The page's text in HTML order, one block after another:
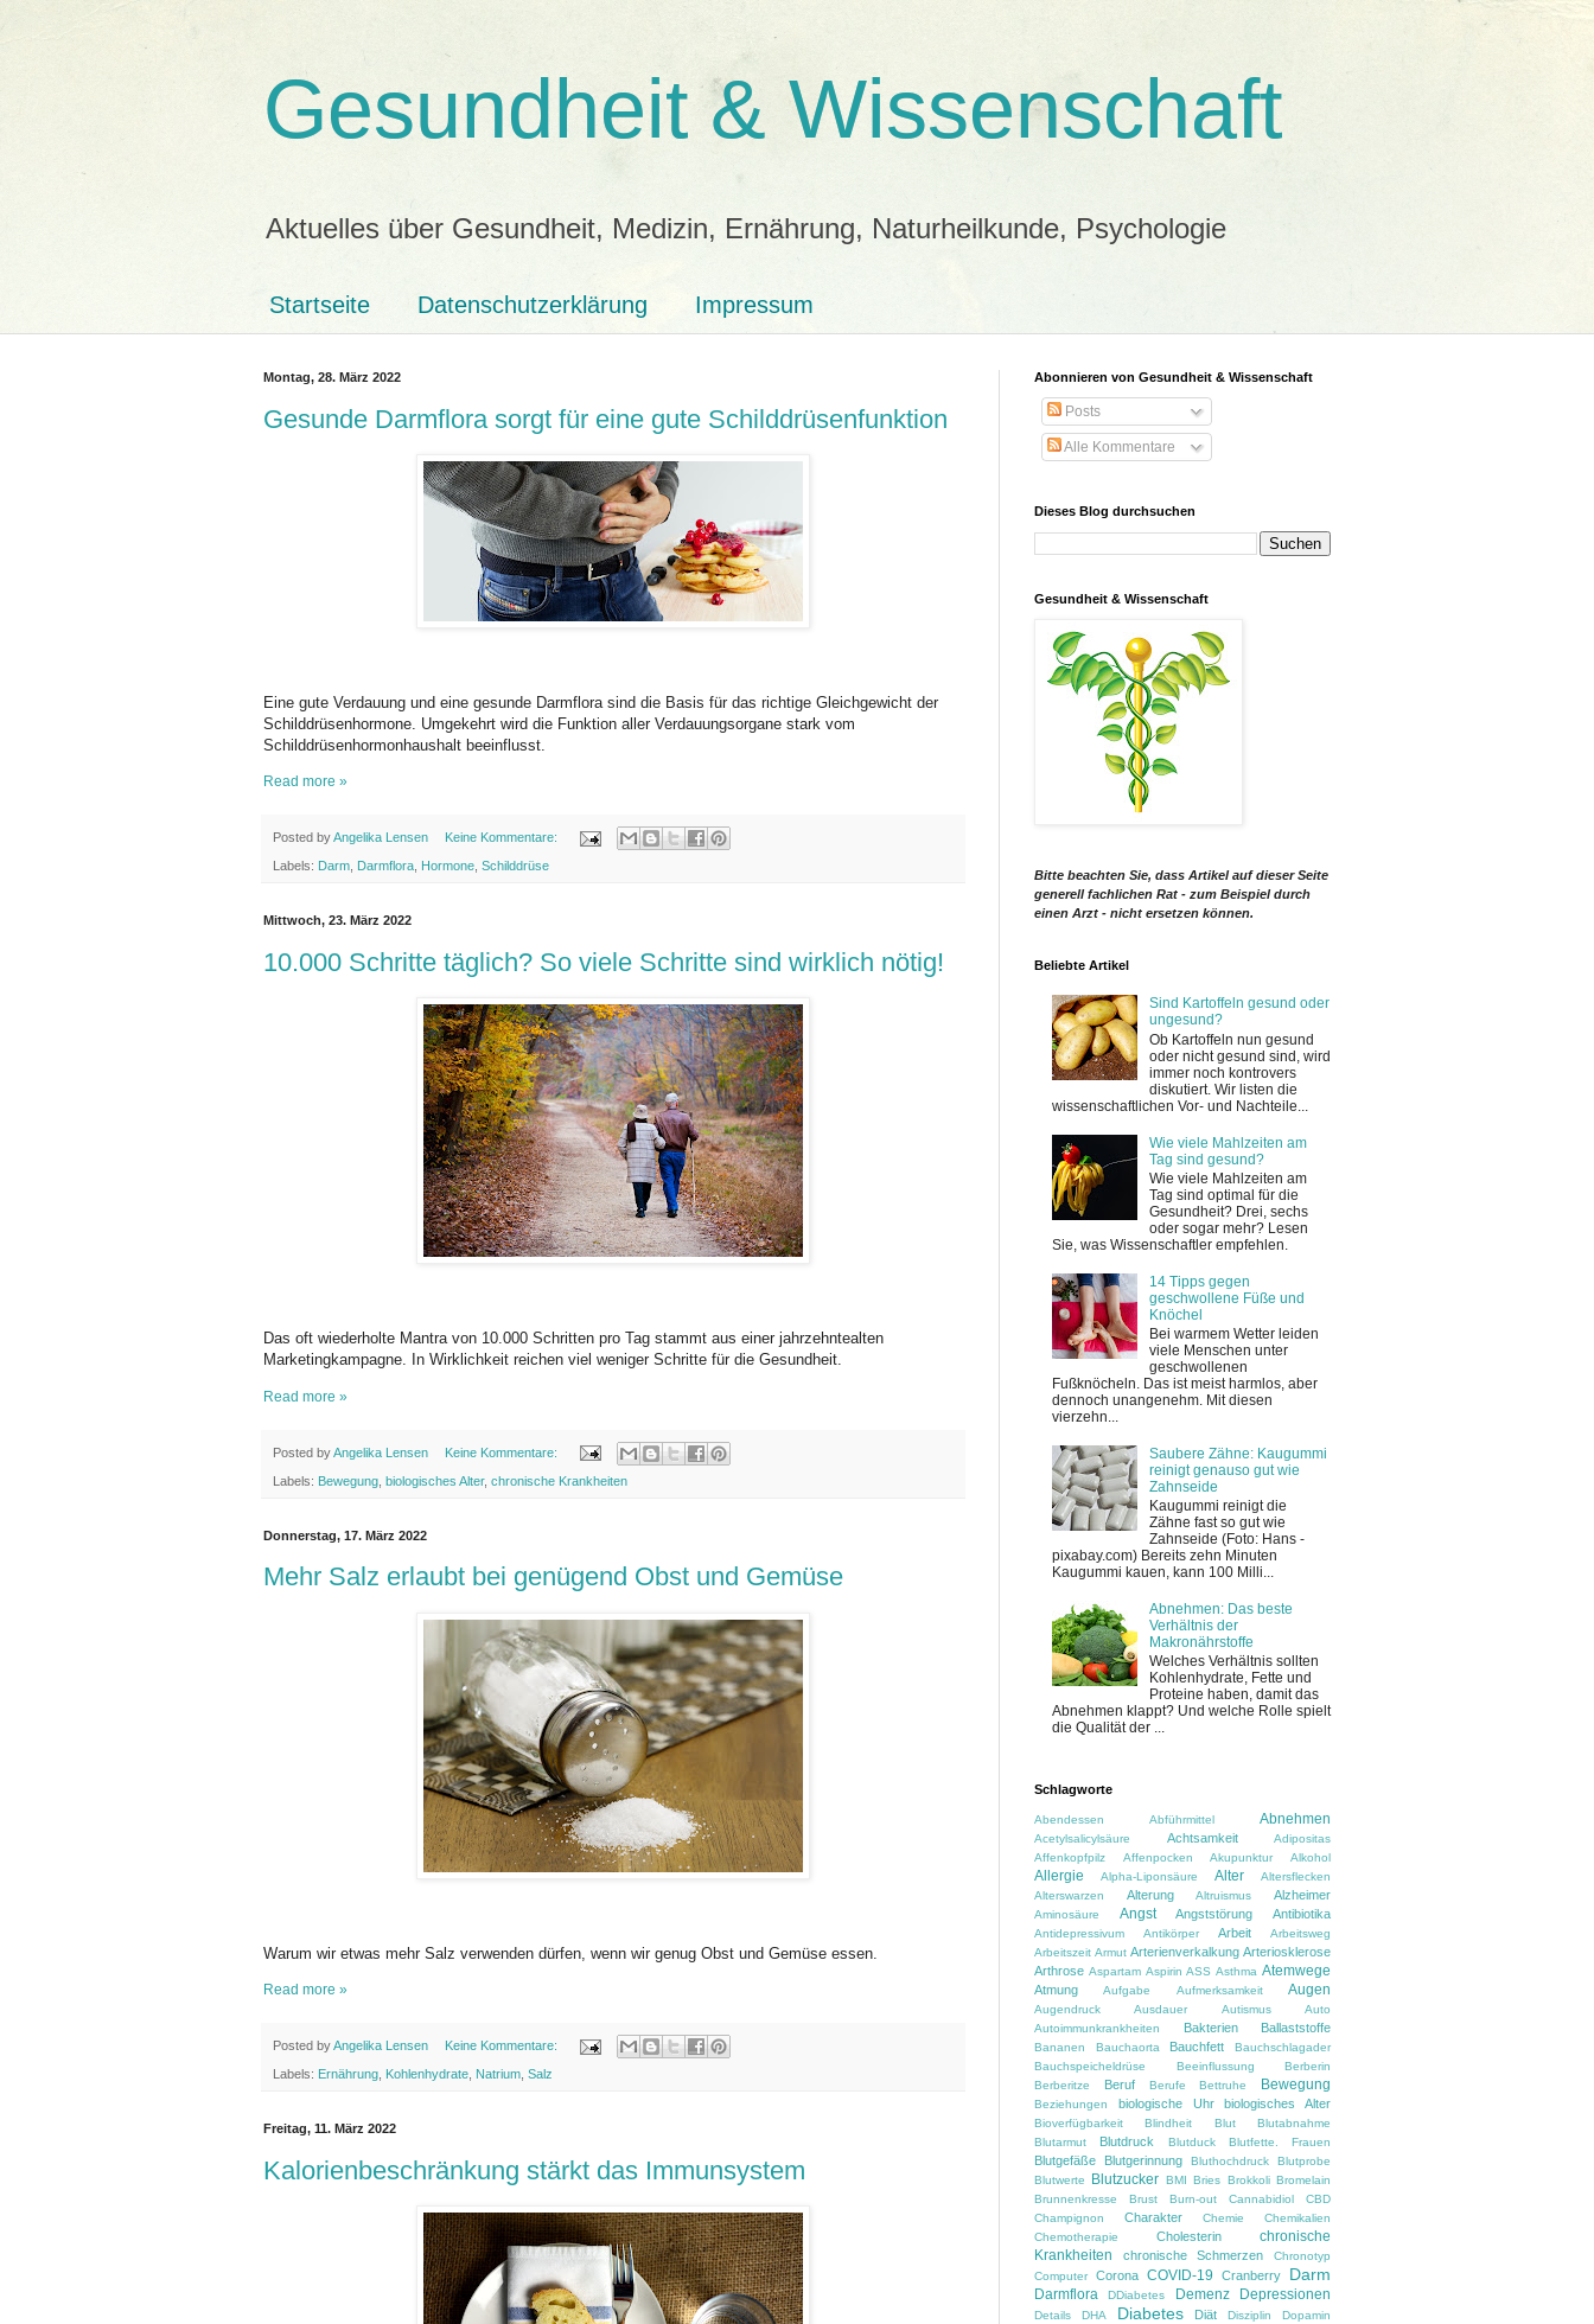
Gesundheit & Wissenschaft
Aktuelles über Gesundheit, Medizin, Ernährung, Naturheilkunde, Psychologie
Startseite Datenschutzerklärung Impressum
Montag, 28. März 2022
Gesunde Darmflora sorgt für eine gute Schilddrüsenfunktion
Eine gute Verdauung und eine gesunde Darmflora sind die Basis für das richtige Gleichgewicht der
Schilddrüsenhormone. Umgekehrt wird die Funktion aller Verdauungsorgane stark vom
Schilddrüsenhormonhaushalt beeinflusst.
Read more »
Posted byAngelika Lensen Keine Kommentare:
Labels: Darm, Darmflora, Hormone, Schilddrüse
Mittwoch, 23. März 2022
10.000 Schritte täglich? So viele Schritte sind wirklich nötig!
Das oft wiederholte Mantra von 10.000 Schritten pro Tag stammt aus einer jahrzehntealten
Marketingkampagne. In Wirklichkeit reichen viel weniger Schritte für die Gesundheit.
Read more »
Posted byAngelika Lensen Keine Kommentare:
Labels: Bewegung biologisches Alter, chronische Krankheiten
Donnerstag, 17. März 2022
Mehr Salz erlaubt bei genügend Obst und Gemüse
Warum wir etwas mehr Salz verwenden dürfen, wenn wir genug Obst und Gemüse essen.
Read more »
Posted byAngelika Lensen Keine Kommentare:
Labels: Ernährung Kohlenhydrate Natrium Salz
Freitag, 11. März 2022
Kalorienbeschränkung stärkt das Immunsystem
Abonnieren von Gesundheit & Wissenschaft
Posts
Alle Kommentare
Dieses Blog durchsuchen
Gesundheit & Wissenschaft
Bitte beachten Sie, dass Artikel auf dieser Seite
generell fachlichen Rat - zum Beispiel durch
einen Arzt - nicht ersetzen können.
Beliebte Artikel
Sind Kartoffeln gesund oder
ungesund?
Ob Kartoffeln nun gesund
oder nicht gesund sind, wird
immer noch kontrovers
diskutiert. Wir listen die
wissenschaftlichen Vor- und Nachteile...
Wie viele Mahlzeiten am
Tag sind gesund?
Wie viele Mahlzeiten am
Tag sind optimal für die
Gesundheit? Drei, sechs
oder sogar mehr? Lesen
Sie, was Wissenschaftler empfehlen.
14 Tipps gegen
geschwollene Füße und
Knöchel
Bei warmem Wetter leiden
viele Menschen unter
geschwollenen
Fußknöcheln. Das ist meist harmlos, aber
dennoch unangenehm. Mit diesen
vierzehn...
Saubere Zähne: Kaugummi
reinigt genauso gut wie
Zahnseide
Kaugummi reinigt die
Zähne fast so gut wie
Zahnseide (Foto: Hans -
pixabay.com) Bereits zehn Minuten
Kaugummi kauen, kann 100 Milli...
Abnehmen: Das beste
Verhältnis der
Makronährstoffe
Welches Verhältnis sollten
Kohlenhydrate, Fette und
Proteine haben, damit das
Abnehmen klappt? Und welche Rolle spielt
die Qualität der ...
Schlagworte
Abendessen Abführmittel Abnehmen
Acetylsalicylsäure Achtsamkeit
Adipositas
Affenkopfpilz
Affenpocken Akupunktur Alkohol
Allergie Alpha-Liponsäure Alter
Altersflecken
Alterswarzen
Alterung Altruismus Alzheimer
Aminosäure Angst Angststörung Antibiotika
Antidepressivum Antikörper Arbeit
Arbeitsweg
Arbeitszeit Armut Arterienverkalkung Arteriosklerose
Arthrose Aspartam Aspirin ASS Asthma Atemwege
Atmung Aufgabe Aufmerksamkeit Augen
Augendruck Ausdauer Autismus
Auto
Autoimmunkrankheiten
Bakterien Ballaststoffe
Bananen Bauchaorta Bauchfett
Bauchschlagader
Bauchspeicheldrüse
Beeinflussung
Berberin
Berberitze
Beruf Berufe Bettruhe Bewegung
Beziehungen biologische Uhr biologisches Alter
Bioverfügbarkeit Blindheit Blut
Blutabnahme
Blutarmut
Blutdruck Blutduck Blutfette. Frauen
Blutgefäße Blutgerinnung Bluthochdruck
Blutprobe
Blutwerte
Blutzucker BMI Bries Brokkoli Bromelain
Brunnenkresse
Brust Burn-out Cannabidiol
CBD
Champignon
Charakter Chemie
Chemikalien
Chemotherapie
Cholesterin
chronische
Krankheiten
chronische Schmerzen
Chronotyp
Computer
Corona COVID-19 Cranberry Darm
Darmflora DDiabetes Demenz Depressionen
Details DHA Diabetes Diät Disziplin
Dopamin